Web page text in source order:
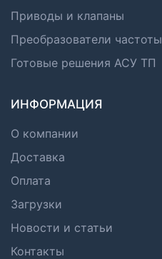
Приводы и клапаны
Преобразователи частоты
Готовые решения АСУ ТП
ИНФОРМАЦИЯ
О компании
Доставка
Оплата
Загрузки
Новости и статьи
Контакты